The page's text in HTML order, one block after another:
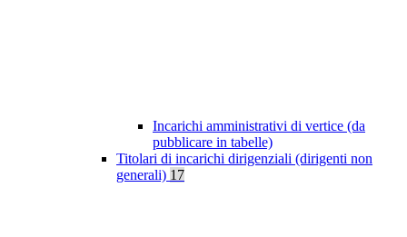
Incarichi amministrativi di vertice (da
pubblicare in tabelle)
Titolari di incarichi dirigenziali (dirigenti non
generali) 17